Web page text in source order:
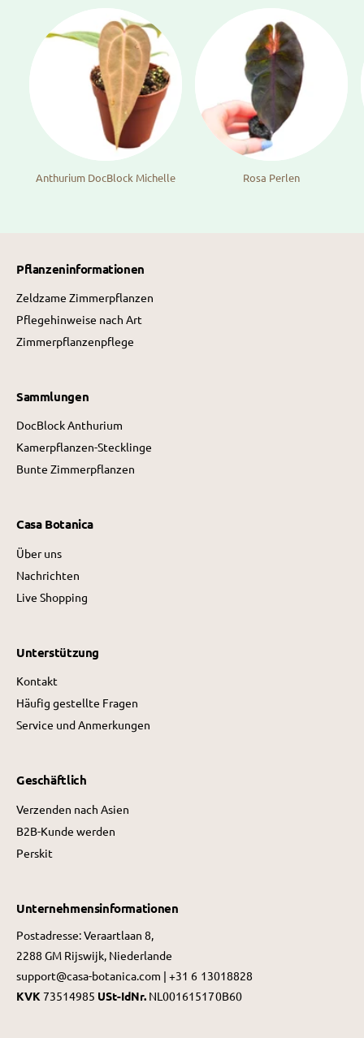
Anthurium DocBlock Michelle Rosa Perlen
Pflanzeninformationen
Zeldzame Zimmerpflanzen
Pflegehinweise nach Art
Zimmerpflanzenpflege
Sammlungen
DocBlock Anthurium
Kamerpflanzen-Stecklinge
Bunte Zimmerpflanzen
Casa Botanica
Über uns
Nachrichten
Live Shopping
Unterstützung
Kontakt
Häufig gestellte Fragen
Service und Anmerkungen
Geschäftlich
Verzenden nach Asien
B2B-Kunde werden
Perskit
Unternehmensinformationen
Postadresse: Veraartlaan 8,
2288 GM Rijswijk, Niederlande
support@casa-botanica.com | +31 6 13018828
KVK73514985 USt-IdNr. NL001615170B60